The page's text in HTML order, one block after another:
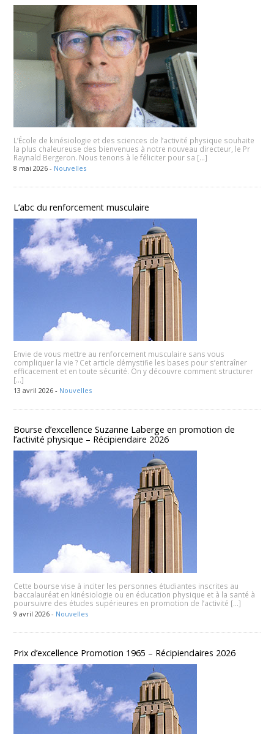
L’École de kinésiologie et des sciences de l’activité physique souhaite
la plus chaleureuse des bienvenues à notre nouveau directeur, le Pr
Raynald Bergeron. Nous tenons à le féliciter pour sa […]
8 mai 2026 - Nouvelles
L’abc du renforcement musculaire
Envie de vous mettre au renforcement musculaire sans vous
compliquer la vie ? Cet article démystifie les bases pour s’entraîner
efficacement et en toute sécurité. On y découvre comment structurer
[…]
13 avril 2026 - Nouvelles
Bourse d’excellence Suzanne Laberge en promotion de
l’activité physique – Récipiendaire 2026
Cette bourse vise à inciter les personnes étudiantes inscrites au
baccalauréat en kinésiologie ou en éducation physique et à la santé à
poursuivre des études supérieures en promotion de l’activité […]
9 avril 2026 - Nouvelles
Prix d’excellence Promotion 1965 – Récipiendaires 2026